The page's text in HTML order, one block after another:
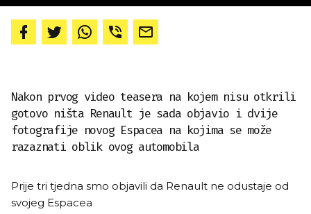
Nakon prvog video teasera na kojem nisu otkrili
gotovo ništa Renault je sada objavio i dvije
fotografije novog Espacea na kojima se može
razaznati oblik ovog automobila
Prije tri tjedna smo objavili da Renault ne odustaje od
svojeg Espacea